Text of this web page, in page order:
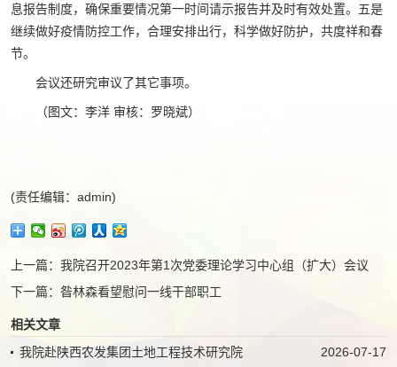
息报告制度，确保重要情况第一时间请示报告并及时有效处置。五是
继续做好疫情防控工作，合理安排出行，科学做好防护，共度祥和春
节。
会议还研究审议了其它事项。
（图文：李洋 审核：罗晓斌）
(责任编辑：admin)
上一篇： 我院召开2023年第1次党委理论学习中心组（扩大）会议
下一篇： 昝林森看望慰问一线干部职工
相关文章
2026-07-17
我院赴陕西农发集团土地工程技术研究院